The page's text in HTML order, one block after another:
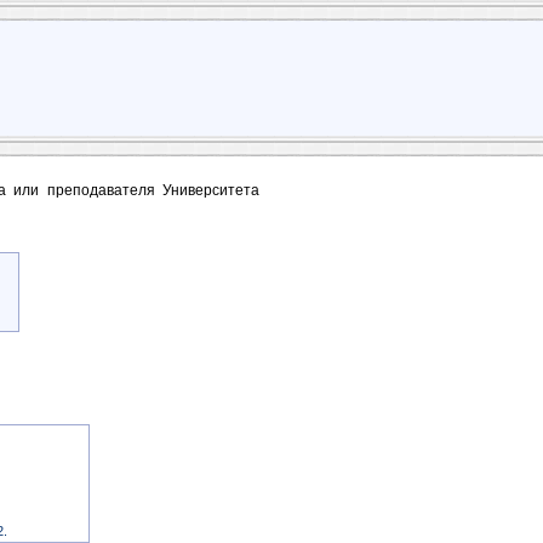
или преподавателя Университета